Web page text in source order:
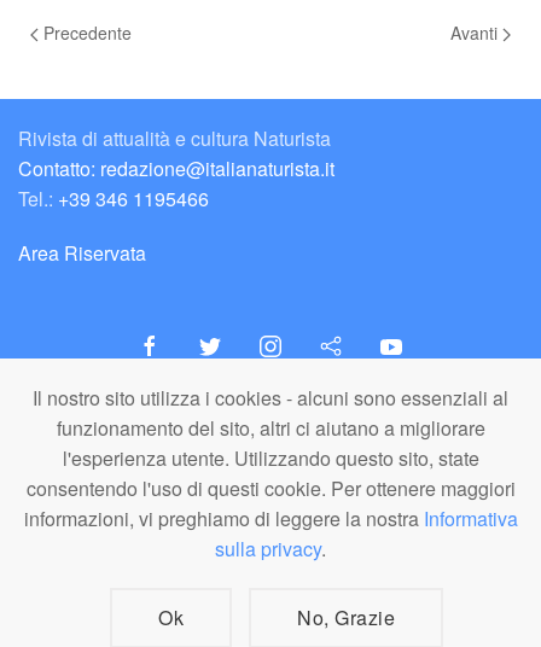
Il nostro sito utilizza i cookies - alcuni sono essenziali al
funzionamento del sito, altri ci aiutano a migliorare
l'esperienza utente. Utilizzando questo sito, state
consentendo l'uso di questi cookie. Per ottenere maggiori
informazioni, vi preghiamo di leggere la nostra Informativa
sulla privacy.
Ok No, Grazie
Precedente Avanti
Rivista di attualità e cultura Naturista
Contatto: redazione@italianaturista.it
Tel.: +39 346 1195466
Area Riservata
italiaNATURISTA
Editore e Redazione
A.N.ITA. Associazione Naturista Italiana (APS)
C.F. 80203710159
© A.N.ITA. - Tutto il materiale pubblicato in questo sito è di proprietà di
A.N.ITA. - Associazione Naturista Italiana aps (o dei relativi autori,
formato senza citazione della fonte. I loghi A.N.ITA. e italiaNATURISTA